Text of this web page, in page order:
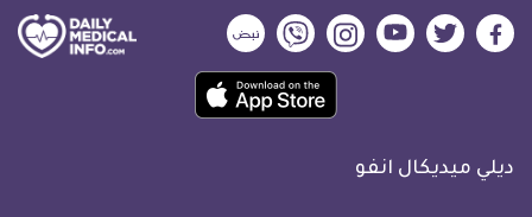
ديلي
فيسبوك
ديلي
تويتر
ديلي
ميديكال
يوتيوب
ديلي
ميديكال
انفو
ديلي
ميديكال
انفو
ديلي
ميديكال
انفو
حمل
تطبيق
ديلي ميديكال انفو